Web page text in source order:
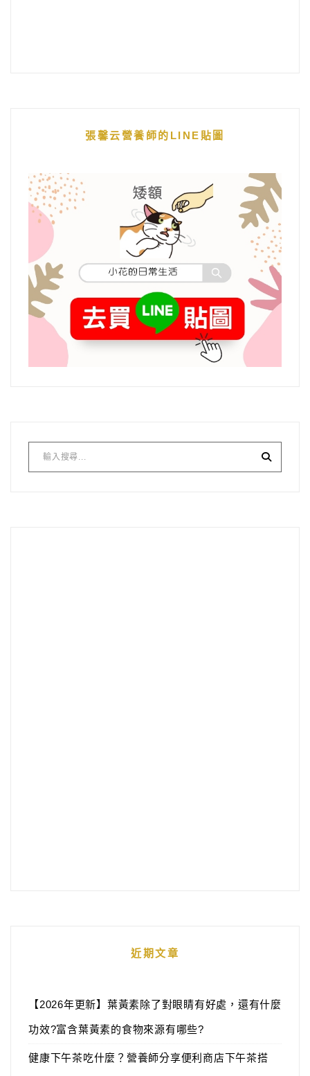
張馨云營養師的LINE貼圖
近期文章
【2026年更新】葉黃素除了對眼睛有好處，還有什麼
功效?富含葉黃素的食物來源有哪些?
健康下午茶吃什麼？營養師分享便利商店下午茶搭